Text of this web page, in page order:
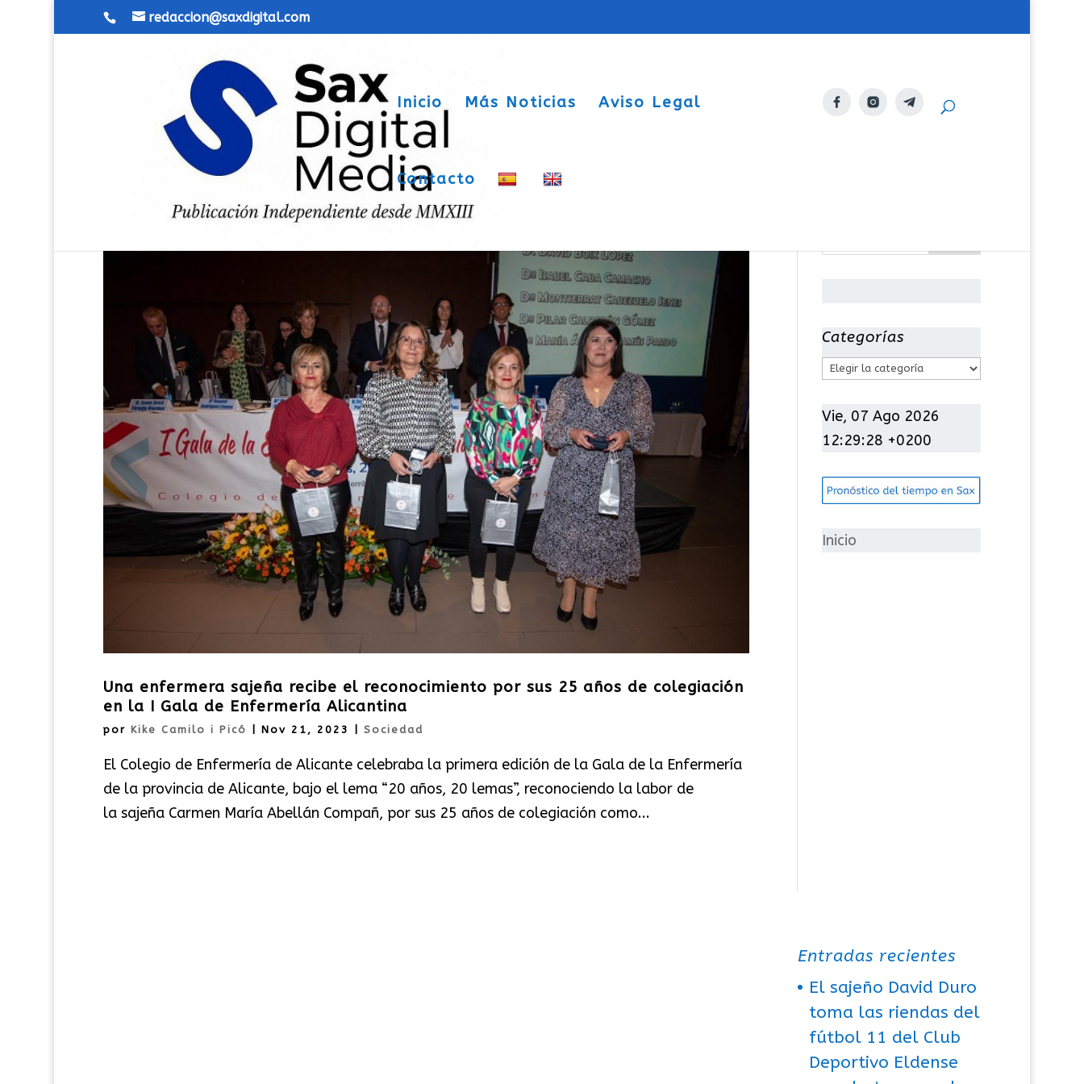
redaccion@saxdigital.com
Inicio Más Noticias Aviso Legal
Contacto
Una enfermera sajeña recibe el reconocimiento por sus 25 años de colegiación
en la I Gala de Enfermería Alicantina
por Kike Camilo i Picó Nov 21, 2023 Sociedad
El Colegio de Enfermería de Alicante celebraba la primera edición de la Gala de la Enfermería
de la provincia de Alicante, bajo el lema “20 años, 20 lemas”, reconociendo la labor de
la sajeña Carmen María Abellán Compañ, por sus 25 años de colegiación como...
Categorías
C
t
e
o
í
Vie, 07 Ago 2026
12:29:29 +0200
Inicio
Entradas recientes
El sajeño David Duro
toma las riendas del
fútbol 11 del Club
Deportivo Eldense